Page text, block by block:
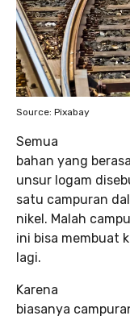
Source: Pixabay
Semua
bahan yang
unsur logam
satu campuran
nikel. Malah
ini bisa membuat
lagi.
Karena
biasanya